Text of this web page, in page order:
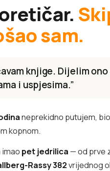
sam.
knjige. Dijelim
i uspjesima.”
neprekidno putujem,
kopnom.
imao pet jedrilica — od prve
Rassy 382vrijednog